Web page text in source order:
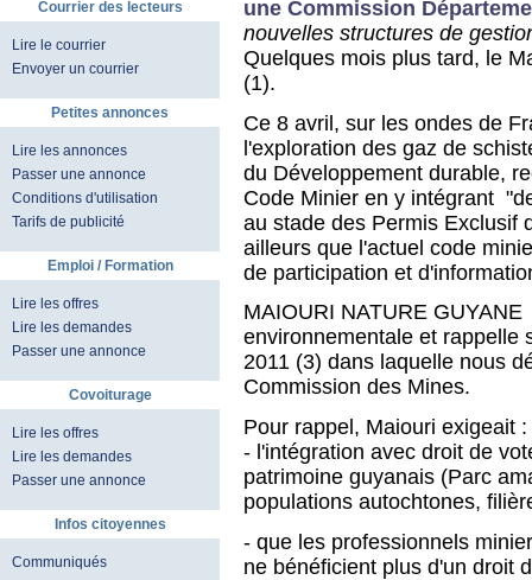
Courrier des lecteurs
Lire le courrier
Envoyer un courrier
Petites annonces
Lire les annonces
Passer une annonce
Conditions d'utilisation
Tarifs de publicité
Emploi / Formation
Lire les offres
Lire les demandes
Passer une annonce
Covoiturage
Lire les offres
Lire les demandes
Passer une annonce
Infos citoyennes
Communiqués
une Commission
nouvelles structures de
Quelques mois plus tard, le
(1).
Ce 8 avril, sur les ondes de
l'exploration des gaz de
du Développement durable,
Code Minier en y intégrant
au stade des Permis Exclusif
ailleurs que l'actuel code
de participation et
MAIOURI NATURE
environnementale et rappelle
2011 (3) dans laquelle nous
Commission des Mines.
Pour rappel, Maiouri exigeait :
- l'intégration avec droit de
patrimoine guyanais (Parc
populations autochtones,
- que les professionnels
ne bénéficient plus d'un droit